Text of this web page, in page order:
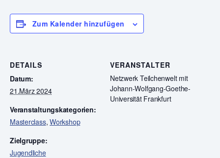
Zum Kalender hinzufügen
DETAILS
Datum:
21.März 2024
Veranstaltungskategorien:
Masterclass,Workshop
Zielgruppe:
Jugendliche
VERANSTALTER
Netzwerk Teilchenwelt mit
Johann-Wolfgang-Goethe-
Universität Frankfurt